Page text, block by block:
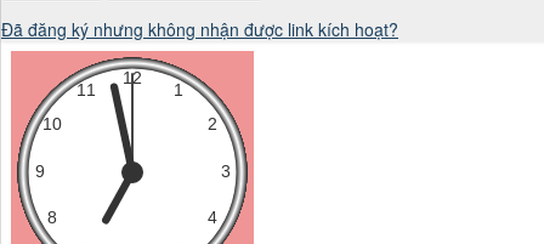
Đã đăng ký nhưng không nhận được link kích hoạt?